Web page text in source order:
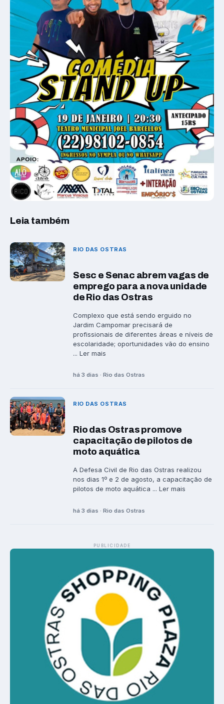
Leia também
RIO DAS OSTRAS
Sesc e Senac abrem vagas de
emprego para a nova unidade
de Rio das Ostras
Complexo que está sendo erguido no
Jardim Campomar precisará de
profissionais de diferentes áreas e níveis de
escolaridade; oportunidades vão do ensino
... Ler mais
há 3 dias · Rio das Ostras
RIO DAS OSTRAS
Rio das Ostras promove
capacitação de pilotos de
moto aquática
A Defesa Civil de Rio das Ostras realizou
nos dias 1º e 2 de agosto, a capacitação de
pilotos de moto aquática ... Ler mais
há 3 dias · Rio das Ostras
PUBLICIDADE